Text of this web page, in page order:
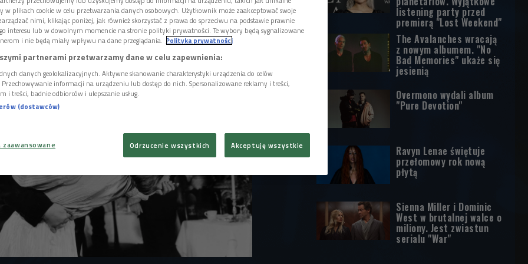
ale tych najprostszych. Dostępnych
krytyczka filmowa i italianistka
listening party przed
premierą "Lost Weekend"
The Avalanches wracają
z nowym albumem. "No
Bad Memories" ukaże się
jesienią
Overmono wydali album
"Pure Devotion"
Ravyn Lenae świętuje
przełomowy rok nową
płytą
Sienna Miller i Dominic
West w brutalnej walce o
miliony. Jest zwiastun
serialu "War"
w plikach cookie w celu przetwarzania danych osobowych. Użytkownik może zaakceptować swoje
nimi, klikając poniżej, jak również skorzystać z prawa do sprzeciwu na podstawie prawnie
interesu lub w dowolnym momencie na stronie polityki prywatności. Te wybory będą sygnalizowane
i nie będą miały wpływu na dane przeglądania. Polityka prywatności
partnerami przetwarzamy dane w celu zapewnienia:
danych geolokalizacyjnych. Aktywne skanowanie charakterystyki urządzenia do celów
informacji na urządzeniu lub dostęp do nich. Spersonalizowane reklamy i treści,
i treści, badnie odbiorców i ulepszanie usług.
(dostawców)
Odrzucenie wszystkich Akceptuję wszystkie